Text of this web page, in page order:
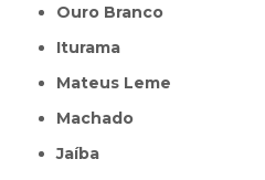
Ouro Branco
Iturama
Mateus Leme
Machado
Jaíba